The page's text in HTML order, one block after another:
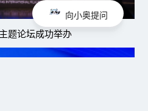
题论坛成功举办
向小奥提问